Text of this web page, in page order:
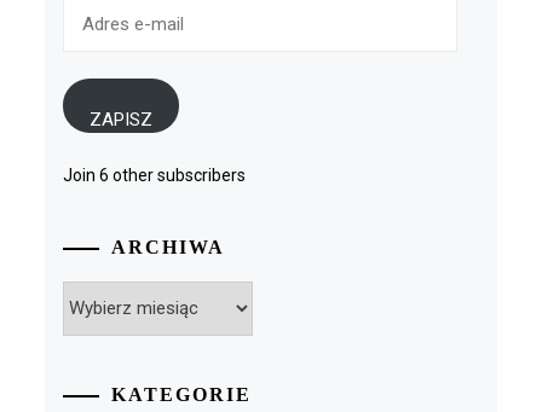
ZAPISZ
Join 6 other subscribers
ARCHIWA
KATEGORIE